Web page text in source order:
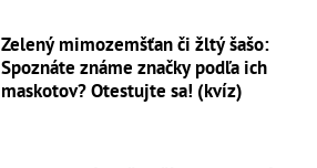
Zelený mimozemšťan či žltý šašo:
Spoznáte známe značky podľa ich
maskotov? Otestujte sa! (kvíz)